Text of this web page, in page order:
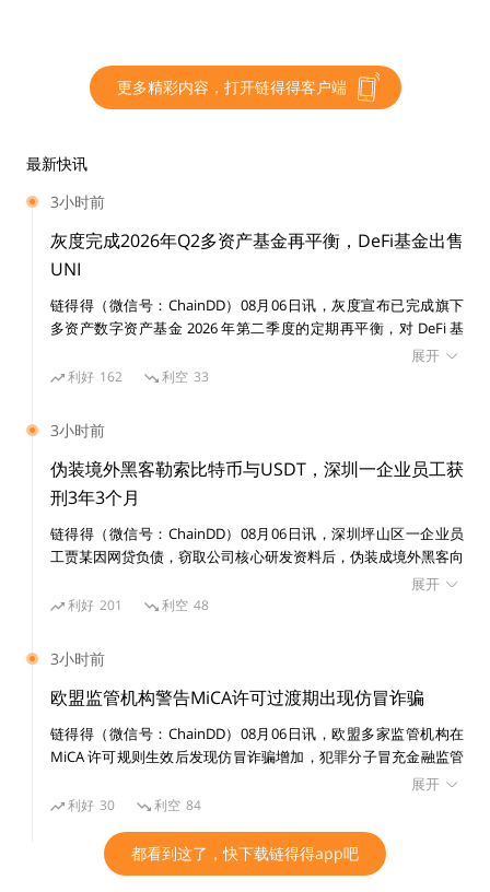
更多精彩内容，打开链得得客户端
最新快讯
3小时前
灰度完成2026年Q2多资产基金再平衡，DeFi基金出售
UNI
链得得（微信号：ChainDD）08月06日讯，灰度宣布已完成旗下
多资产数字资产基金 2026 年第二季度的定期再平衡，对 DeFi 基
金、智能合约基金和去中心化 AI 基金的资产权重进行调整。其
中，DeFi 基金 DEFG Fund 出售 Uniswap（UNI），并将所得资金
仓包括 UNI 34.16%、Ondo（ONDO）25.44%、Aave（AAVE）
19.97%、Ethena（ENA）12.19%、Curve DAO Token（CRV）
4.42%、Lido DAO（LDO）3.82%。
展开
利好 162 利空 33
3小时前
伪装境外黑客勒索比特币与USDT，深圳一企业员工获
刑3年3个月
链得得（微信号：ChainDD）08月06日讯，深圳坪山区一企业员
工贾某因网贷负债，窃取公司核心研发资料后，伪装成境外黑客向
企业发送勒索邮件，先后索要 0.88 枚比特币、0.8 枚比特币及 9 万
枚 USDT 作为赎金。企业未支付赎金并报警，贾某最终因敲诈勒索
理过程中，检察机关认定，比特币、泰达币虽非法定货币，但属于
具有财产价值的虚拟资产，涉案虚拟货币价值 63 万余元，可作为
犯罪数额认定依据。
展开
利好 201 利空 48
3小时前
欧盟监管机构警告MiCA许可过渡期出现仿冒诈骗
链得得（微信号：ChainDD）08月06日讯，欧盟多家监管机构在
MiCA 许可规则生效后发现仿冒诈骗增加，犯罪分子冒充金融监管
机构和加密企业，针对未能取得欧盟许可的加密服务商客户，通过
虚假网站和伪造文件诱导资产转移。 法国金融市场管理局
充其代表、引导用户通过虚假网站向其转移资产的案例。欧洲证券
和市场管理局（ESMA）表示，已注意到诈骗者滥用其身份和标
展开
利好 30 利空 84
都看到这了，快下载链得得app吧